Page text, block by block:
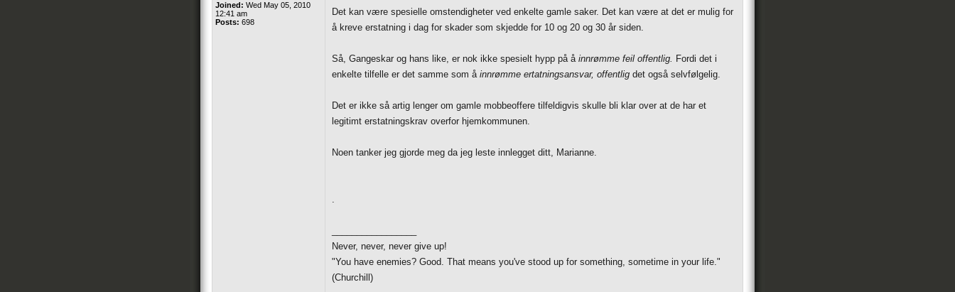
Joined: Wed May 05, 2010
12:41 am
Posts: 698
Det kan være spesielle omstendigheter ved enkelte gamle saker. Det kan være at det er mulig for
å kreve erstatning i dag for skader som skjedde for 10 og 20 og 30 år siden.
Så, Gangeskar og hans like, er nok ikke spesielt hypp på å innrømme feil offentlig. Fordi det i
enkelte tilfelle er det samme som åinnrømme ertatningsansvar, offentlig det også selvfølgelig.
Det er ikke så artig lenger om gamle mobbeoffere tilfeldigvis skulle bli klar over at de har et
legitimt erstatningskrav overfor hjemkommunen.
Noen tanker jeg gjorde meg da jeg leste innlegget ditt, Marianne.
.
Never, never, never give up!
"You have enemies? Good. That means you've stood up for something, sometime in your life."
(Churchill)